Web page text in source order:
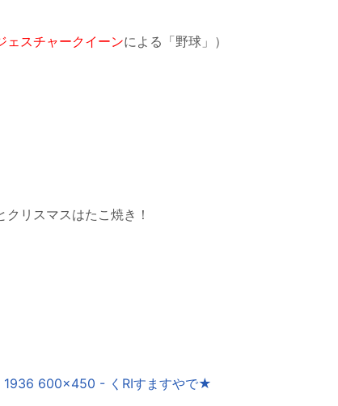
ェスチャークイーンによる「野球」）
リスマスはたこ焼き！